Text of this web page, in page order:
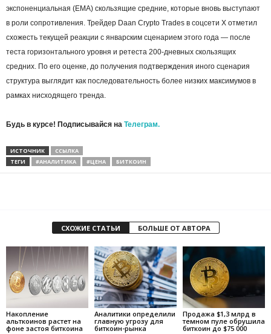
экспоненциальная (EMA) скользящие средние, которые вновь выступают
в роли сопротивления. Трейдер Daan Crypto Trades в соцсети X отметил
схожесть текущей реакции с январским сценарием этого года — после
теста горизонтального уровня и ретеста 200-дневных скользящих
средних. По его оценке, до получения подтверждения иного сценария
структура выглядит как последовательность более низких максимумов в
рамках нисходящего тренда.
Будь в курсе! Подписывайся на Телеграм.
ИСТОЧНИК
ССЫЛКА
ТЕГИ
#АНАЛИТИКА #ЦЕНА БИТКОИН
СХОЖИЕ СТАТЬИ БОЛЬШЕ ОТ АВТОРА
Накопление
альткоинов растет на
фоне застоя биткоина
Аналитики определили
главную угрозу для
биткоин-рынка
Продажа $1,3 млрд в
темном пуле обрушила
биткоин до $75 000